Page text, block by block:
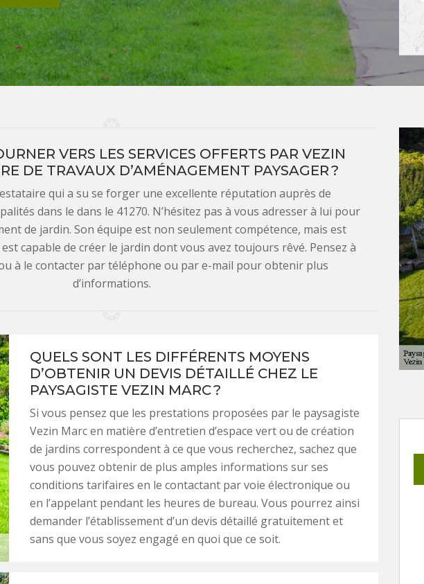
VERS LES SERVICES OFFERTS PAR VEZIN
DE TRAVAUX D’AMÉNAGEMENT PAYSAGER ?
qui a su se forger une excellente réputation auprès de
dans le dans le 41270. N’hésitez pas à vous adresser à lui pour
de jardin. Son équipe est non seulement compétence, mais est
capable de créer le jardin dont vous avez toujours rêvé. Pensez à
à le contacter par téléphone ou par e-mail pour obtenir plus
d’informations.
QUELS SONT LES DIFFÉRENTS MOYENS
D’OBTENIR UN DEVIS DÉTAILLÉ CHEZ LE
PAYSAGISTE VEZIN MARC ?
Si vous pensez que les prestations proposées par le paysagiste
Vezin Marc en matière d’entretien d’espace vert ou de création
de jardins correspondent à ce que vous recherchez, sachez que
vous pouvez obtenir de plus amples informations sur ses
conditions tarifaires en le contactant par voie électronique ou
en l’appelant pendant les heures de bureau. Vous pourrez ainsi
demander l’établissement d’un devis détaillé gratuitement et
sans que vous soyez engagé en quoi que ce soit.